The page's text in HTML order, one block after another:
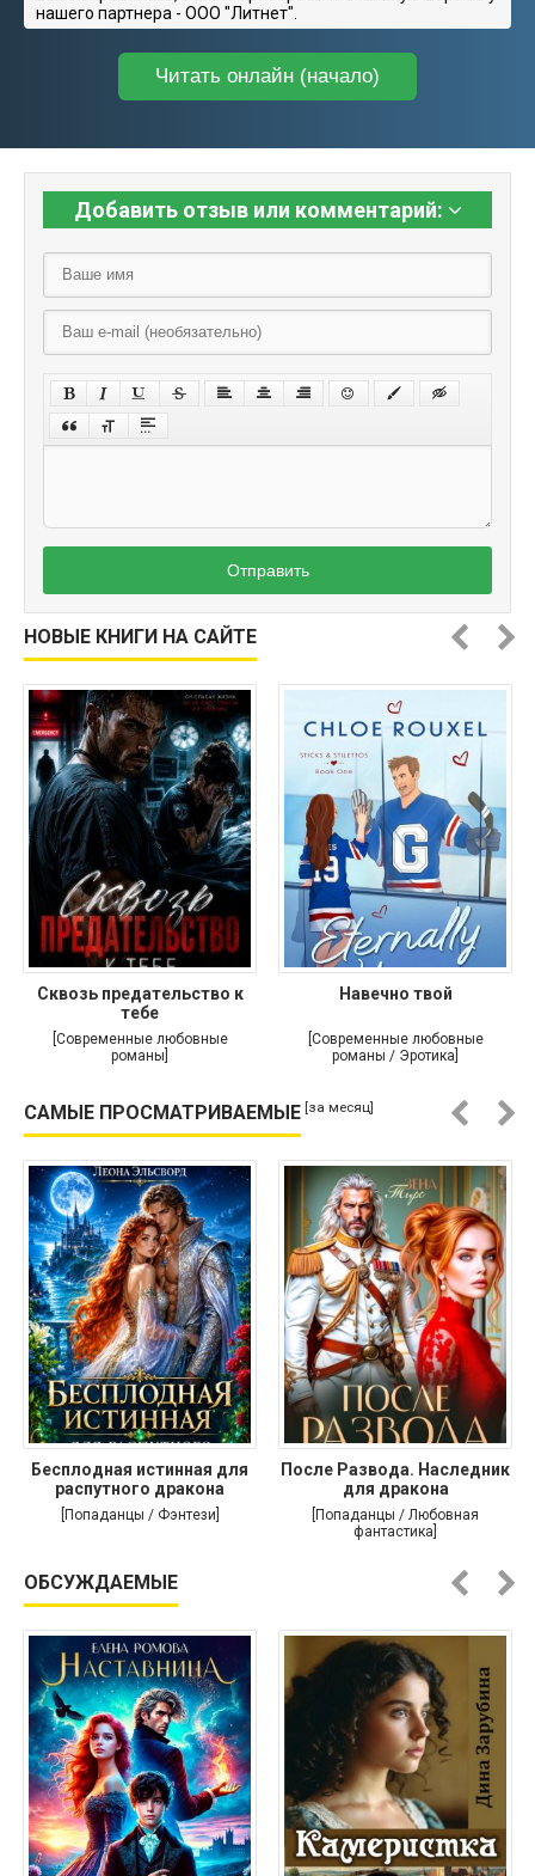
нашего партнера - ООО "Литнет".
Читать онлайн (начало)
Добавить отзыв или комментарий:
Отправить
НОВЫЕ КНИГИ НА САЙТЕ
Сквозь предательство к
тебе
[Современные любовные
романы]
Навечно твой
[Современные любовные
романы / Эротика]
САМЫЕ ПРОСМАТРИВАЕМЫЕ [за месяц]
Бесплодная истинная для
распутного дракона
[Попаданцы / Фэнтези]
После Развода. Наследник
для дракона
[Попаданцы / Любовная
фантастика]
ОБСУЖДАЕМЫЕ